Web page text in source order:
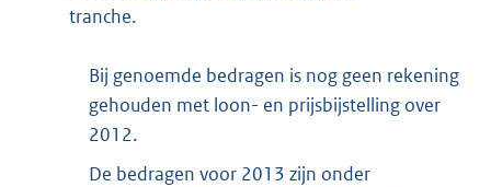
tranche.
Bij genoemde bedragen is nog geen rekening
gehouden met loon- en prijsbijstelling over
2012.
De bedragen voor 2013 zijn onder